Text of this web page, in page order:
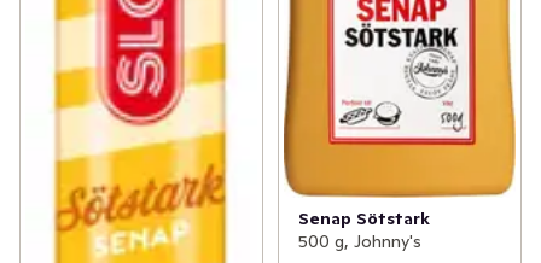
Senap Sötstark
500 g, Johnny's